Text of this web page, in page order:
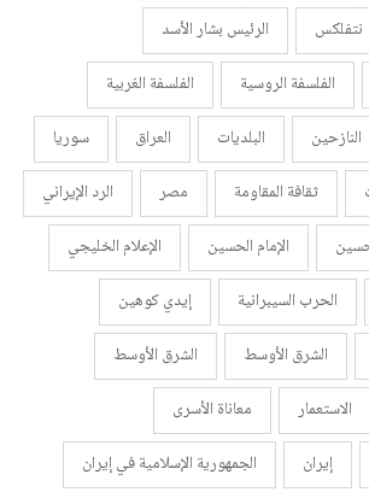
نتفلكس
الرئيس بشار الأسد
الفلسفة الروسية
الفلسفة الغربية
النازحين البلديات العراق
سوريا
ثقافة المقاومة مصر
الرد الإيراني
الإمام الحسين
الإعلام الخليجي
الحرب السيبرانية
إيدي كوهين
الشرق الأوسط
الشرق الأوسط
الاستعمار
معاناة الأسرى
إيران
الجمهورية الإسلامية في إيران